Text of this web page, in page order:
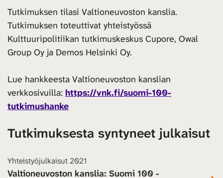
Tutkimuksen tilasi Valtioneuvoston kanslia.
Tutkimuksen toteuttivat yhteistyössä
Kulttuuripolitiikan tutkimuskeskus Cupore, Owal
Group Oy ja Demos Helsinki Oy.
Lue hankkeesta Valtioneuvoston kanslian
verkkosivuilla: https://vnk.fi/suomi-100-
tutkimushanke
Tutkimuksesta syntyneet julkaisut
Yhteistyöjulkaisut 2021
Valtioneuvoston kanslia: Suomi 100 -